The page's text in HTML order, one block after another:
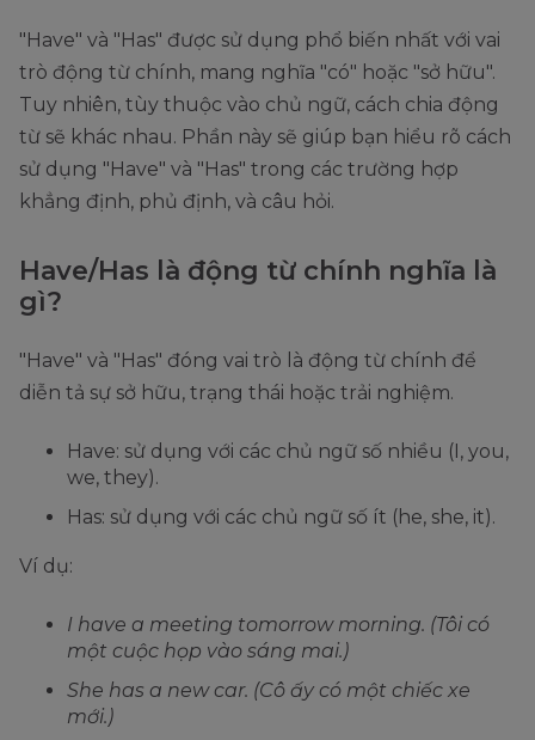
"Have" và "Has" được sử dụng phổ biến nhất với vai
trò động từ chính, mang nghĩa "có" hoặc "sở hữu".
Tuy nhiên, tùy thuộc vào chủ ngữ, cách chia động
từ sẽ khác nhau. Phần này sẽ giúp bạn hiểu rõ cách
sử dụng "Have" và "Has" trong các trường hợp
khẳng định, phủ định, và câu hỏi.
Have/Has là động từ chính nghĩa là
gì?
"Have" và "Has" đóng vai trò là động từ chính để
diễn tả sự sở hữu, trạng thái hoặc trải nghiệm.
Have: sử dụng với các chủ ngữ số nhiều (I, you,
we, they).
Has: sử dụng với các chủ ngữ số ít (he, she, it).
Ví dụ:
I have a meeting tomorrow morning. (Tôi có
một cuộc họp vào sáng mai.)
She has a new car. (Cô ấy có một chiếc xe
mới.)